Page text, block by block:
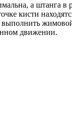
а штанга в
кисти
движении.